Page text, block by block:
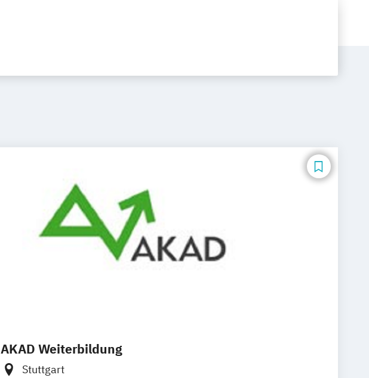
AKAD Weiterbildung
Stuttgart